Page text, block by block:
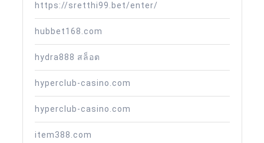
https://sretthi99.bet/enter/
hubbet168.com
hydra888 สล็อต
hyperclub-casino.com
hyperclub-casino.com
item388.com